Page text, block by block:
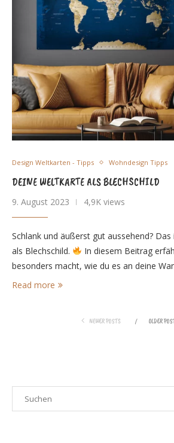
Design Weltkarten - Tipps Wohndesign Tipps
DEINE WELTKARTE ALS BLECHSCHILD
9. August 2023 4,9K views
Schlank und äußerst gut aussehend?
als Blechschild.
In diesem Beitrag
besonders macht, wie du es an deine
Read more
NEWER POSTS OLDER